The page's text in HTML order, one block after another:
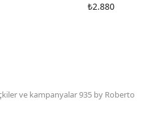
₺2.880
ve kampanyalar 935 by Roberto